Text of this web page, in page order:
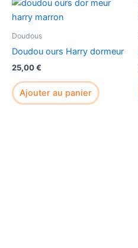
Doudous
Doudou ours Harry dormeur
25,00€
Ajouter au panier